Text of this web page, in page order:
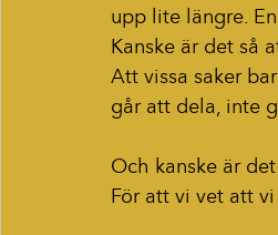
upp lite längre.
Kanske är det så
Att vissa saker
går att dela, inte
Och kanske är
För att vi vet att